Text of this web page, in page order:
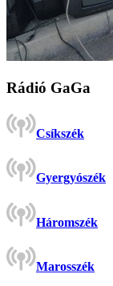
Rádió GaGa
Csíkszék
Gyergyószék
Háromszék
Marosszék